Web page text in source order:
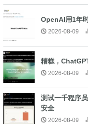
OpenAI用1年
2026-08-09
糟糕，
2026-08-09
测试一千程序
安全
2026-08-09